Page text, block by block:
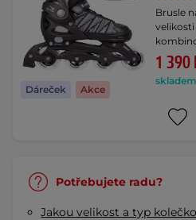
Dáreček Akce
Brusle
1 390
skladem
Potřebujete radu?
Jakou velikost a typ